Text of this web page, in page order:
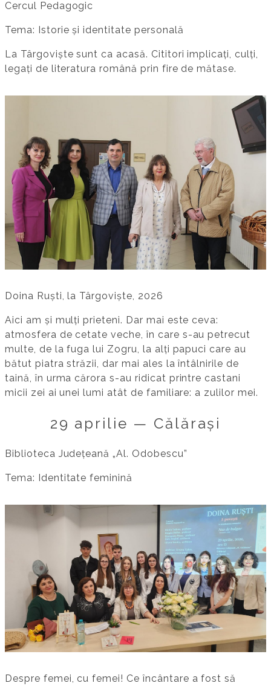
Cercul Pedagogic
Tema: Istorie și identitate personală
La Târgoviște sunt ca acasă. Cititori implicați, culți,
legați de literatura română prin fire de mătase.
Doina Ruști, la Târgoviște, 2026
Aici am și mulți prieteni. Dar mai este ceva:
atmosfera de cetate veche, în care s-au petrecut
multe, de la fuga lui Zogru, la alți papuci care au
bătut piatra străzii, dar mai ales la întâlnirile de
taină, în urma cărora s-au ridicat printre castani
micii zei ai unei lumi atât de familiare: a zulilor mei.
29 aprilie — Călărași
Biblioteca Județeană „Al. Odobescu”
Tema: Identitate feminină
Despre femei, cu femei! Ce încântare a fost să